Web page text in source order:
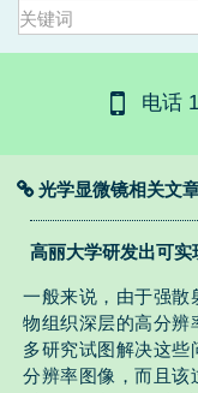
电话
光学显微镜相关文
高丽大学研发出可
一般来说，由于强散
物组织深层的高分辨
多研究试图解决这些
分辨率图像，而且该